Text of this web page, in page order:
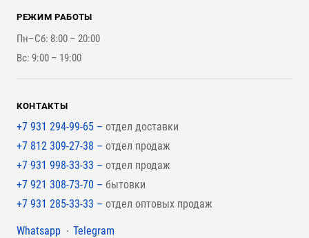
Наши работы
Стройматериалы
Инструменты
Для бутерброда стены
Для наружной отделки
Для покрытия крыши
РЕЖИМ РАБОТЫ
Пн–Сб: 8:00 – 20:00
Вс: 9:00 – 19:00
КОНТАКТЫ
+7 931 294-99-65 – отдел доставки
+7 812 309-27-38 – отдел продаж
+7 931 998-33-33 – отдел продаж
+7 921 308-73-70 – бытовки
+7 931 285-33-33 – отдел оптовых продаж
Мессенджеры
Whatsapp
Telegram